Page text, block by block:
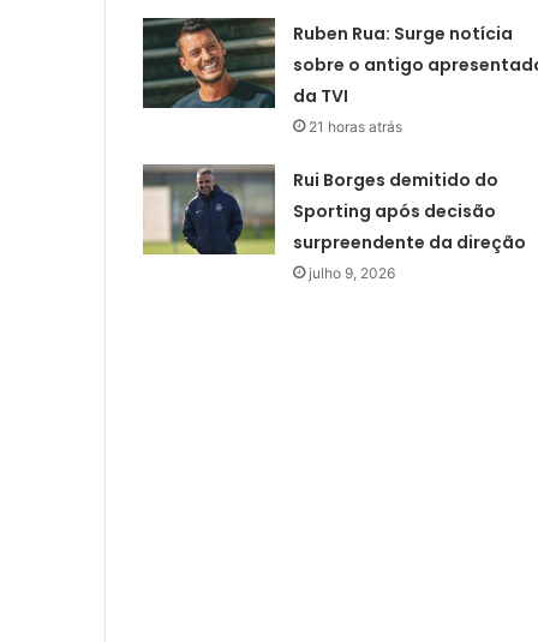
Ruben Rua: Surge notícia
sobre o antigo
da TVI
21 horas atrás
Rui Borges demitido do
Sporting após decisão
surpreendente da direção
julho 9, 2026